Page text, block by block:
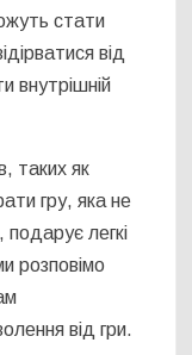
стати
від
внутрішній
таких як
гру, яка не
легкі
розповімо
від гри.